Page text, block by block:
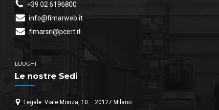
+39 02 6196800
info@fimarweb.it
fimarsrl@pcert.it
LUOGHI
Le nostre Sedi
Legale: Viale Monza, 10 – 20127 Milano